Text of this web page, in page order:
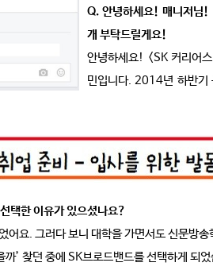
Q. 안녕하세요! 매니저님!
개 부탁드릴게요!
안녕하세요! <SK 커리어
민입니다. 2014년 하반기
택한 이유가 있으셨나요?
요. 그러다 보니 대학을 가면서도 신문방
’ 찾던 중에 SK브로드밴드를 선택하게 되